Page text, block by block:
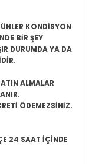
KONDİSYON
BİR ŞEY
DURUMDA YA DA
ALMALAR
ÖDEMEZSİNİZ.
24 SAAT İÇİNDE